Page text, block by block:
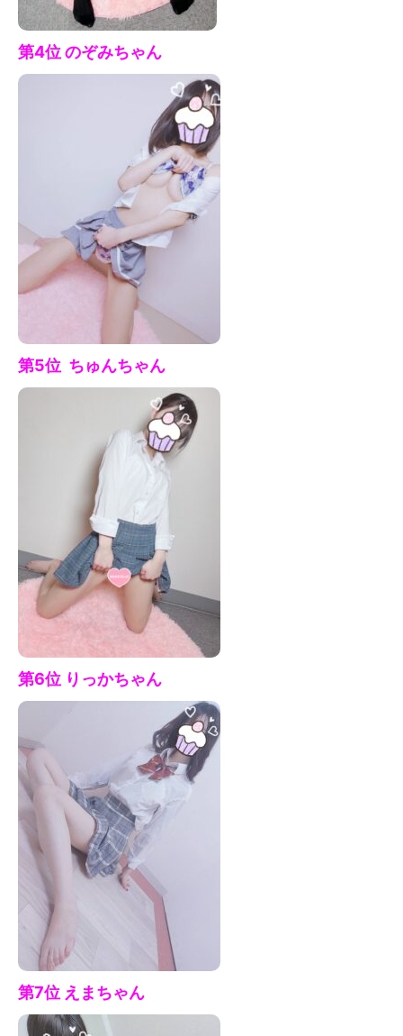
第4位 のぞみちゃん
第5位 ちゅんちゃん
第6位 りっかちゃん
第7位 えまちゃん